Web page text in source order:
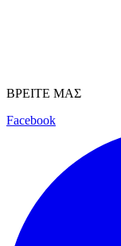
ΒΡΕΙΤΕ ΜΑΣ
Facebook